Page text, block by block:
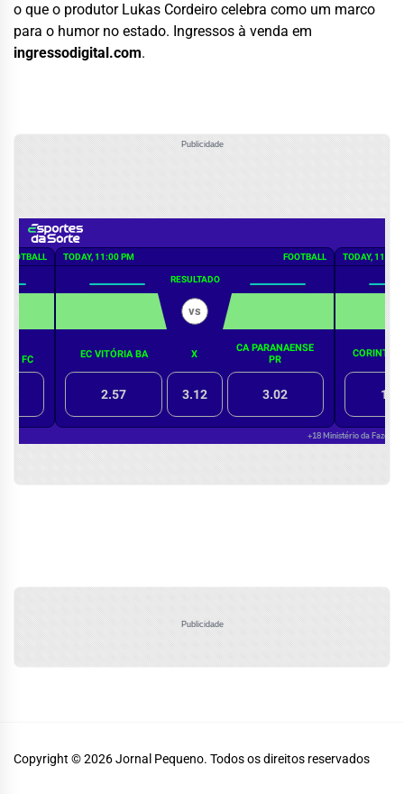
o que o produtor Lukas Cordeiro celebra como um marco
para o humor no estado. Ingressos à venda em
ingressodigital.com.
Publicidade
Publicidade
Copyright © 2026Jornal Pequeno. Todos os direitos reservados